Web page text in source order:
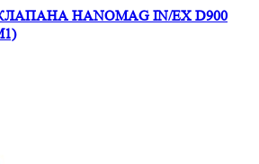
HANOMAG IN/EX D900